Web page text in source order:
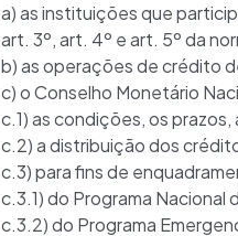
a) as instituições que
art. 3º, art. 4º e art. 5º da
b) as operações de crédito
c) o Conselho Monetário
c.1) as condições, os
c.2) a distribuição dos
c.3) para fins de
c.3.1) do Programa Nacional
c.3.2) do Programa